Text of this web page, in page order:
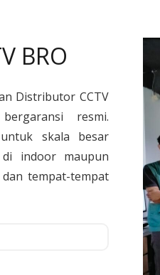
BRO
Distributor CCTV
resmi.
skala besar
di indoor maupun
tempat-tempat